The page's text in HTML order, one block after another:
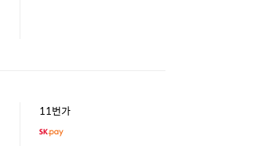
11번가